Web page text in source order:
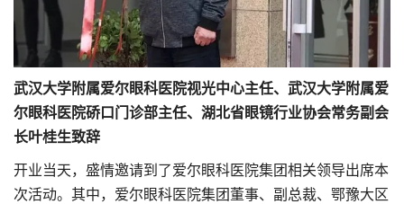
武汉大学附属爱尔眼科医院视光中心主任、武汉大学附属爱
尔眼科医院硚口门诊部主任、湖北省眼镜行业协会常务副会
长叶桂生致辞
开业当天，盛情邀请到了爱尔眼科医院集团相关领导出席本
次活动。其中，爱尔眼科医院集团董事、副总裁、鄂豫大区